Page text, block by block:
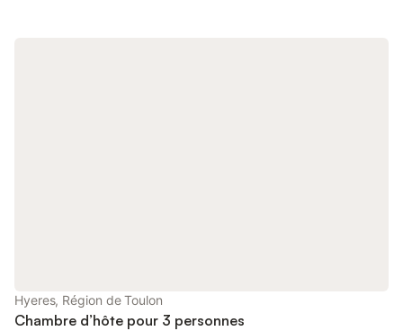
Hyeres, Région de Toulon
Chambre d’hôte pour 3 personnes